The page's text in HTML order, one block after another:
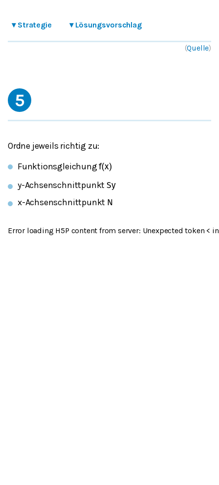
▾ Strategie ▾ Lösungsvorschlag
(Quelle)
5
Ordne jeweils richtig zu:
Funktionsgleichungf(x)
y-Achsenschnittpunkt Sy
x-Achsenschnittpunkt N
Error loading H5P content from server: Unexpected token <